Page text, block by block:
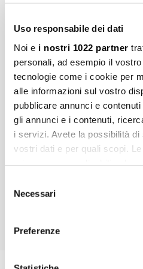
Uso responsabile dei dati
Noi e i nostri 1022 partner
personali, ad esempio il
tecnologie come i cookie per
alle informazioni sul vostro
pubblicare annunci e
gli annunci e i contenuti,
i servizi. Avete la possibilità
vostri dati e per quali scopi.
modificare o revocare il
momento dalla Dichiarazione
raccogliere
delNecessari
Preferenze
Manutenzione
Installazione
Marchi, immagini, disegni tecnici,
documento sono di esclusiva
elettronici, sia per l'utilizzo privato
espressamente vietate senza